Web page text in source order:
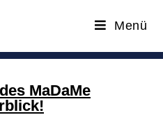
Menü
MaDaMe